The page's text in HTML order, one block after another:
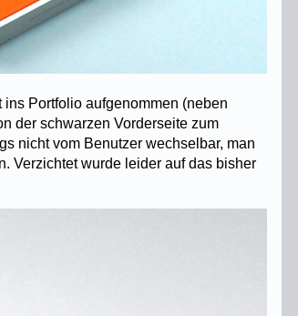
Portfolio aufgenommen (neben
der schwarzen Vorderseite zum
nicht vom Benutzer wechselbar, man
Verzichtet wurde leider auf das bisher